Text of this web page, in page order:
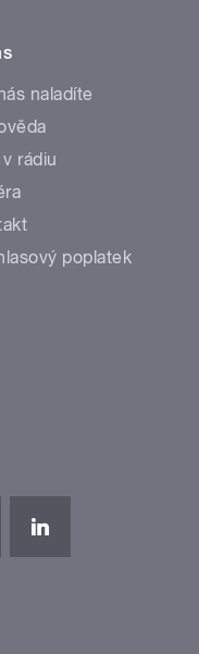
naladíte
rádiu
poplatek